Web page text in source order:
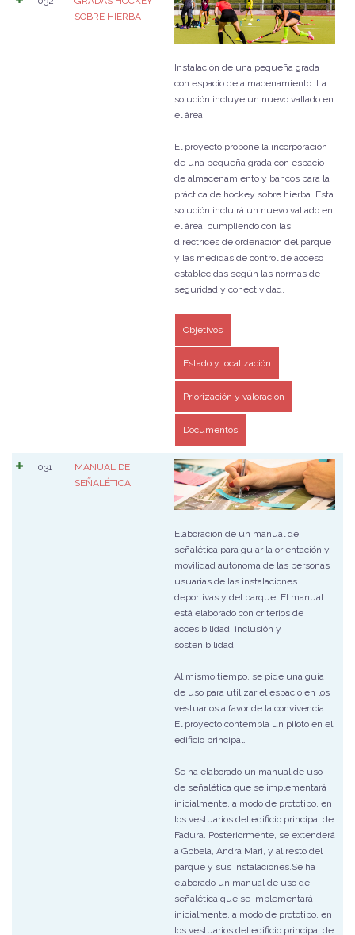
SOBRE HIERBA
Instalación de una pequeña grada
con espacio de almacenamiento. La
solución incluye un nuevo vallado en
el área.
El proyecto propone la incorporación
de una pequeña grada con espacio
de almacenamiento y bancos para la
práctica de hockey sobre hierba. Esta
solución incluirá un nuevo vallado en
el área, cumpliendo con las
directrices de ordenación del parque
y las medidas de control de acceso
establecidas según las normas de
seguridad y conectividad.
Objetivos
Estado y localización
Priorización y valoración
Documentos
031
MANUAL DE
SEÑALÉTICA
Elaboración de un manual de
señalética para guiar la orientación y
movilidad autónoma de las personas
usuarias de las instalaciones
deportivas y del parque. El manual
está elaborado con criterios de
accesibilidad, inclusión y
sostenibilidad.
Al mismo tiempo, se pide una guía
de uso para utilizar el espacio en los
vestuarios a favor de la convivencia.
El proyecto contempla un piloto en el
edificio principal.
Se ha elaborado un manual de uso
de señalética que se implementará
inicialmente, a modo de prototipo, en
los vestuarios del edificio principal de
Fadura. Posteriormente, se extenderá
a Gobela, Andra Mari, y al resto del
parque y sus instalaciones.Se ha
elaborado un manual de uso de
señalética que se implementará
inicialmente, a modo de prototipo, en
los vestuarios del edificio principal de